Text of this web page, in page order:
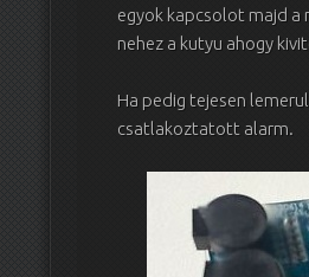
egyok kapcsolot majd a
nehez a kutyu ahogy
Ha pedig tejesen
csatlakoztatott alarm.